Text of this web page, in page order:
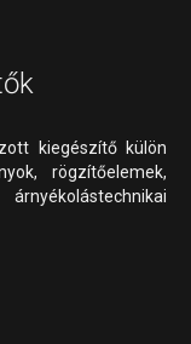
kiegészítő külön
rögzítőelemek,